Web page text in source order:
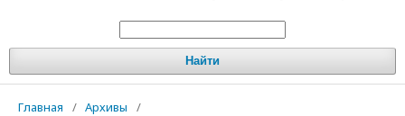
Найти
Главная / Архивы
/